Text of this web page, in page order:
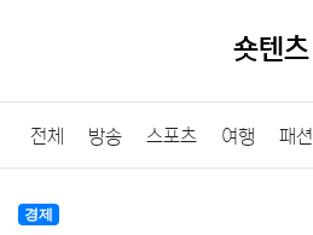
숏텐츠
전체 방송 스포츠 여행 패션
경제